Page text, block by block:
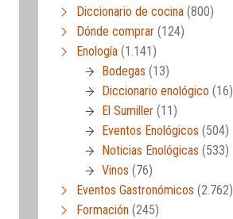
Diccionario de cocina (800)
Dónde comprar (124)
Enología (1.141)
Bodegas (13)
Diccionario enológico (16)
El Sumiller (11)
Eventos Enológicos (504)
Noticias Enológicas (533)
Vinos (76)
Eventos Gastronómicos (2.762)
Formación (245)